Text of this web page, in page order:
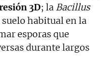
3D; la Bacillus
habitual en la
esporas que
durante largos